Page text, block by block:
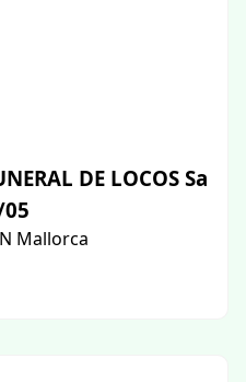
DE LOCOS Sa
Mallorca